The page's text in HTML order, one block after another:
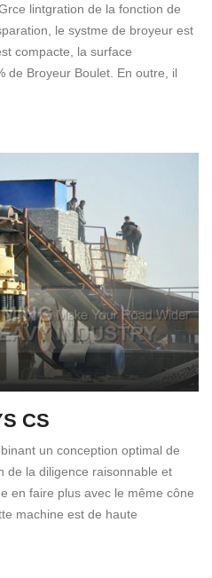
lintgration de la fonction de
le systme de broyeur est
compacte, la surface
de Broyeur Boulet. En outre, il
CS
un conception optimal de
de la diligence raisonnable et
en faire plus avec le même cône
machine est de haute